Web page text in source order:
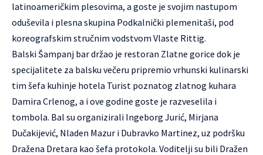
latinoameričkim plesovima, a goste je svojim nastupom
oduševila i plesna skupina Podkalnički plemenitaši, pod
koreografskim stručnim vodstvom Vlaste Rittig.
Balski Šampanj bar držao je restoran Zlatne gorice dok je
specijalitete za balsku večeru pripremio vrhunski kulinarski
tim šefa kuhinje hotela Turist poznatog zlatnog kuhara
Damira Crlenog, a i ove godine goste je razveselila i
tombola. Bal su organizirali Ingeborg Jurić, Mirjana
Dučakijević, Nladen Mazur i Dubravko Martinez, uz podršku
Dražena Dretara kao šefa protokola. Voditelji su bili Dražen